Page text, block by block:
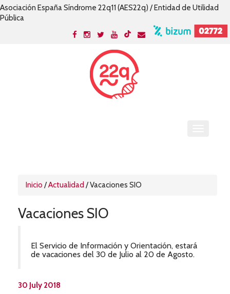
Asociación España Síndrome 22q11 (AES22q) / Entidad de Utilidad
Pública
Inicio /Actualidad /Vacaciones SIO
Vacaciones SIO
El Servicio de Información y Orientación, estará
de vacaciones del 30 de Julio al 20 de Agosto.
30 July 2018